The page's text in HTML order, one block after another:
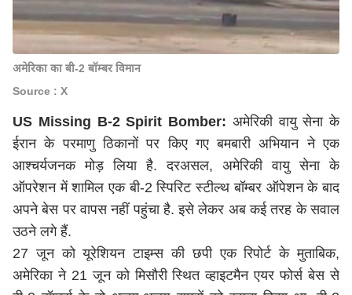
अमेरिका का बी-2 बॉम्बर विमान
Source : X
US Missing B-2 Spirit Bomber: अमेरिकी वायु सेना के
ईरान के परमाणु ठिकानों पर किए गए बमबारी अभियान ने एक
आश्चर्यजनक मोड़ लिया है. दरअसल, अमेरिकी वायु सेना के
ऑपरेशन में शामिल एक बी-2 स्पिरिट स्टील्थ बॉम्बर ऑपेशन के बाद
अपने बेस पर वापस नहीं पहुंचा है. इसे लेकर अब कई तरह के सवाल
उठने लगे हैं.
27 जून को यूरेशियन टाइम्स की छपी एक रिपोर्ट के मुताबिक,
अमेरिका ने 21 जून को मिसौरी स्थित व्हाइटमैन एयर फोर्स बेस से